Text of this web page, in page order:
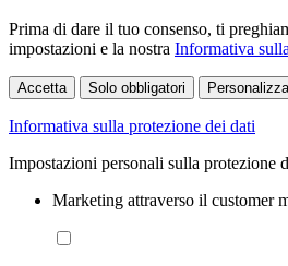
Prima di dare il tuo consenso, ti
impostazioni e la nostra Informativa
Accetta Solo obbligatori
Informativa sulla protezione dei dati
Impostazioni personali sulla protezione
Marketing attraverso il customer